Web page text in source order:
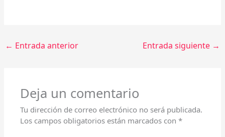
← Entrada anterior Entrada siguiente →
Deja un comentario
Tu dirección de correo electrónico no será publicada.
Los campos obligatorios están marcados con*